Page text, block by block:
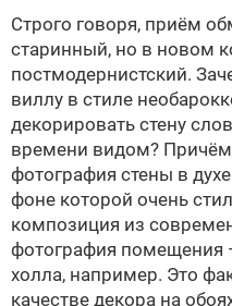
Строго говоря, приём
старинный, но в новом
постмодернистский.
виллу в стиле
декорировать стену
времени видом?
фотография стены в
фоне которой очень
композиция из
фотография помещения
холла, например. Это
качестве декора на